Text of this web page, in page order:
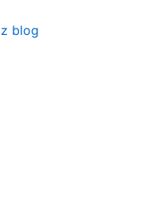
blog